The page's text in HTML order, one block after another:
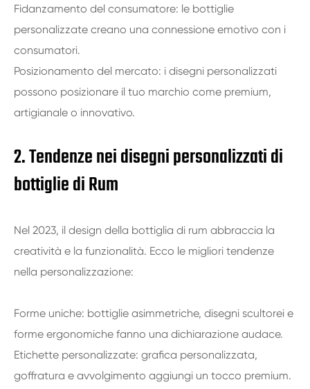
Fidanzamento del consumatore: le bottiglie
personalizzate creano una connessione emotivo con i
consumatori.
Posizionamento del mercato: i disegni personalizzati
possono posizionare il tuo marchio come premium,
artigianale o innovativo.
2. Tendenze nei disegni personalizzati di
bottiglie di Rum
Nel 2023, il design della bottiglia di rum abbraccia la
creatività e la funzionalità. Ecco le migliori tendenze
nella personalizzazione:
Forme uniche: bottiglie asimmetriche, disegni scultorei e
forme ergonomiche fanno una dichiarazione audace.
Etichette personalizzate: grafica personalizzata,
goffratura e avvolgimento aggiungi un tocco premium.